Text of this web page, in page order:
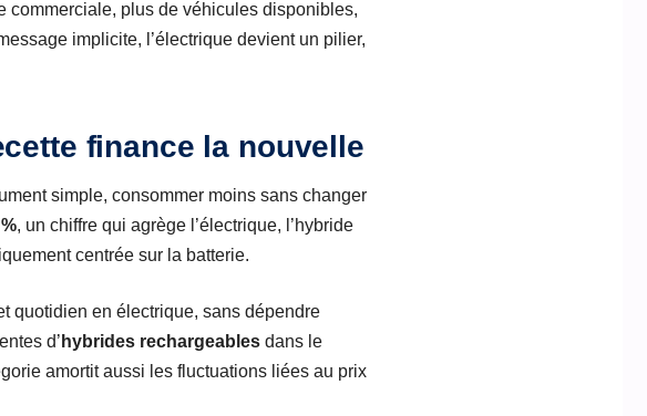
commerciale, plus de véhicules disponibles,
implicite, l’électrique devient un pilier,
finance la nouvelle
simple, consommer moins sans changer
, un chiffre qui agrège l’électrique, l’hybride
centrée sur la batterie.
quotidien en électrique, sans dépendre
d’ hybrides rechargeables dans le
amortit aussi les fluctuations liées au prix